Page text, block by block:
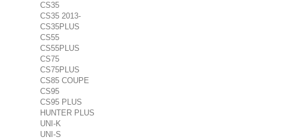
CS35
CS35 2013-
CS35PLUS
CS55
CS55PLUS
CS75
CS75PLUS
CS85 COUPE
CS95
CS95 PLUS
HUNTER PLUS
UNI-K
UNI-S